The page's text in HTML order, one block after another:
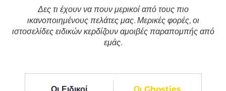
Δες τι έχουν να πουν μερικοί από τους πιο
ικανοποιημένους πελάτες μας. Μερικές φορές, οι
ιστοσελίδες ειδικών κερδίζουν αμοιβές παραπομπής από
εμάς.